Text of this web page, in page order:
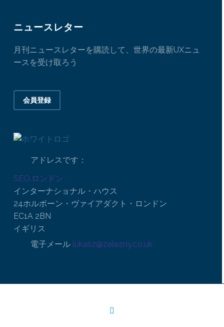
ニュースレター
月刊ニュースレターを購読して、世界の最新UXニュ
ースを受け取ろう
会員登録
アドレスです：
SEO.ロンドン
インターナショナル・ハウス
24ホルボーン・ヴァイアダクト・ロンドン
EC1A 2BN
イギリス
電子メール lukasz@zelezny.co.uk